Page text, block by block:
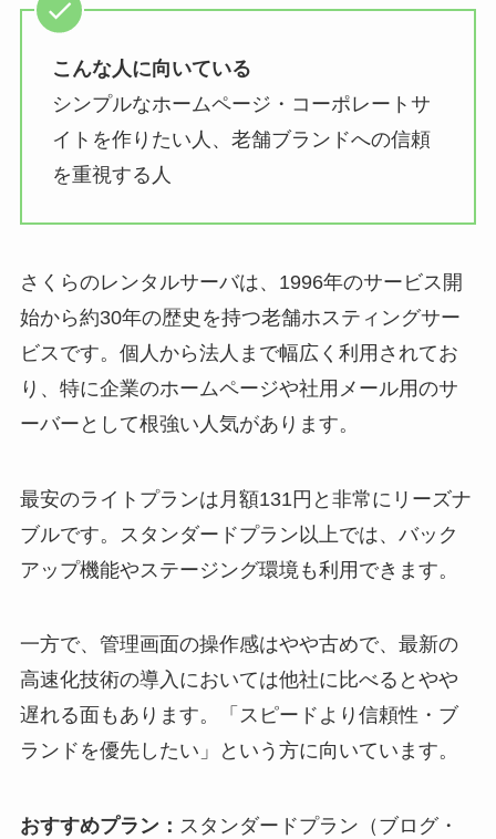
こんな人に向いている
シンプルなホームページ・コーポレートサ
イトを作りたい人、老舗ブランドへの信頼
を重視する人
さくらのレンタルサーバは、1996年のサービス開
始から約30年の歴史を持つ老舗ホスティングサー
ビスです。個人から法人まで幅広く利用されてお
り、特に企業のホームページや社用メール用のサ
ーバーとして根強い人気があります。
最安のライトプランは月額131円と非常にリーズナ
ブルです。スタンダードプラン以上では、バック
アップ機能やステージング環境も利用できます。
一方で、管理画面の操作感はやや古めで、最新の
高速化技術の導入においては他社に比べるとやや
遅れる面もあります。「スピードより信頼性・ブ
ランドを優先したい」という方に向いています。
おすすめプラン： スタンダードプラン（ブログ・